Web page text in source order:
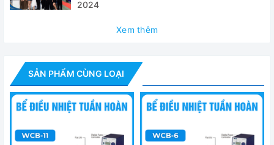
✅ Máy bơm tuần hoàn với công suất lớn, đảm bảo nhiệt độ
nhớt
Thông số kỹ thuật
Dung tích
2024
Xem thêm
SẢN PHẨM CÙNG LOẠI